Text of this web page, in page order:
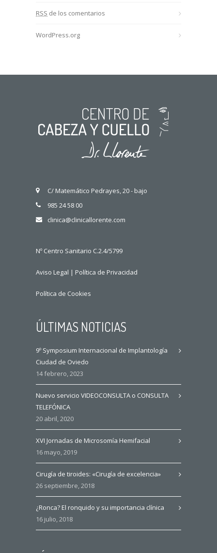
RSS de los comentarios
WordPress.org
C/ Matemático Pedrayes, 20 - bajo
985 24 58 00
clinica@clinicallorente.com
Nº Centro Sanitario C.2.4/5799
Aviso Legal | Política de Privacidad
Política de Cookies
ÚLTIMAS NOTICIAS
9º Symposium Internacional de Implantología
Ciudad de Oviedo
14 febrero, 2023
Nuevo servicio VIDEOCONSULTA o CONSULTA
TELEFÓNICA
20 abril, 2020
XVI Jornadas de Microsomía Hemifacial
16 mayo, 2019
Cirugía de tiroides: «Cirugía de excelencia»
26 septiembre, 2018
¿Ronca? El ronquido y su importancia clínica
16 julio, 2018